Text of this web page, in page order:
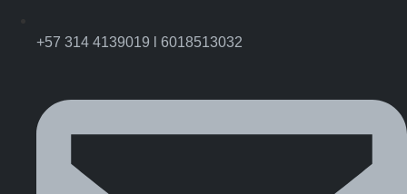
+57 314 4139019 l 6018513032